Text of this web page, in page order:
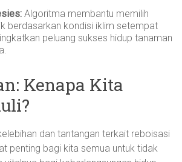
Algoritma membantu memilih
berdasarkan kondisi iklim setempat
peluang sukses hidup tanaman
Kenapa Kita
dan tantangan terkait reboisasi
penting bagi kita semua untuk tidak